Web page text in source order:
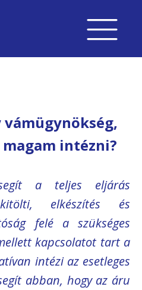
intézni?
a teljes eljárás
elkészítés és
felé a szükséges
kapcsolatot tart a
intézi az esetleges
abban, hogy az áru